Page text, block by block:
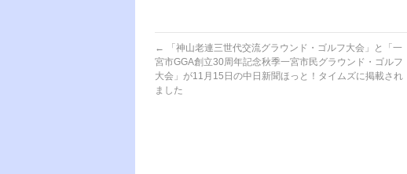
←
「神山老連三世代交流グラウンド・ゴルフ大会」と「一
宮市GGA創立30周年記念秋季一宮市民グラウンド・ゴルフ
大会」が11月15日の中日新聞ほっと！タイムズに掲載され
ました